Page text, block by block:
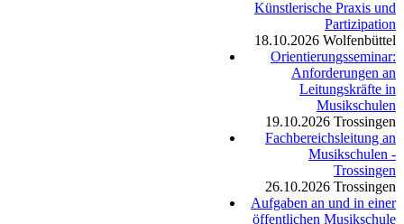
Künstlerische Praxis und
Partizipation
18.10.2026 Wolfenbüttel
Orientierungsseminar:
Anforderungen an
Leitungskräfte in
Musikschulen
19.10.2026 Trossingen
Fachbereichsleitung an
Musikschulen -
Trossingen
26.10.2026 Trossingen
Aufgaben an und in einer
öffentlichen Musikschule